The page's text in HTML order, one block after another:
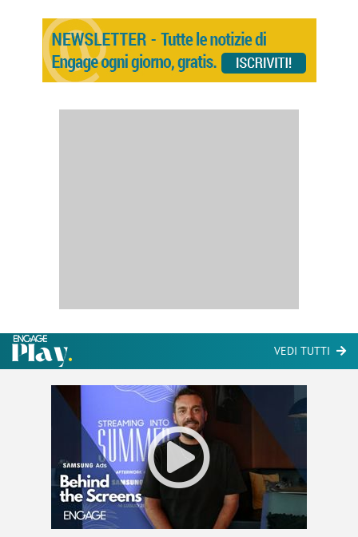
VEDI TUTTI